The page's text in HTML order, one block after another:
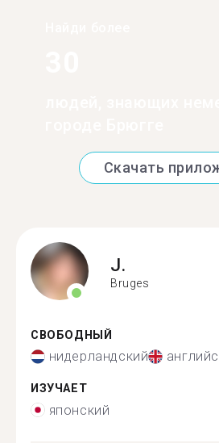
Скачать
J.
Bruges
СВОБОДНЫЙ
нидерландский
ИЗУЧАЕТ
японский